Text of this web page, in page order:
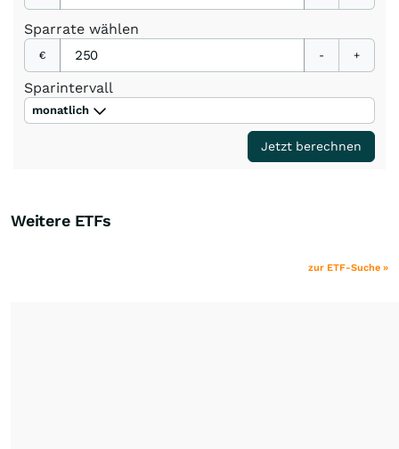
Sparrate wählen
€ - +
Sparintervall
monatlich
Jetzt berechnen
Weitere ETFs
zur ETF-Suche »